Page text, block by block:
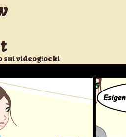
sui videogiochi